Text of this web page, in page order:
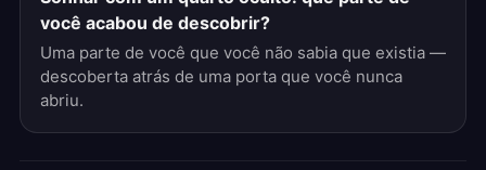
você acabou de descobrir?
Uma parte de você que você não sabia que existia —
descoberta atrás de uma porta que você nunca
abriu.